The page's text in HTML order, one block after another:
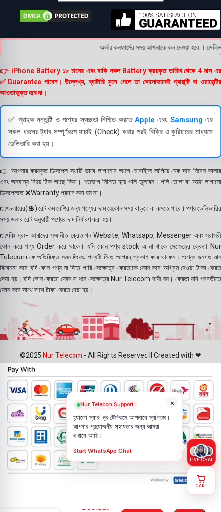
অর্ডার কনফার্মের সময় আপনাকে কল দেওয়া হবে ।
👉 iPhone Battery ১৮ মাসের এবং বাকি সকল Battery ক্রয়কৃত তারিখ থেকে 4 মাস এর
✅Guarantee পাবেন। উল্লেখ্য, ব্যাটারি ফুলে গেলে তা কোনোভাবেই গ্যারান্টি বা ওয়ারেন্টির
আওতাভুক্ত হবে না।
✅ গ্রাহক সন্তুষ্টি ও পণ্যের স্বচ্ছতা নিশ্চিত করতে Apple এবংSamsung এর
সকল ধরনের ট্যাব সম্পূর্ণরূপে যাচাই (Check) করার পরই বিক্রি ও কুরিয়ারের মাধ্যমে
ডেলিভারি করা হয়।
👉 আপনার ক্রয়কৃত ডিসপ্লে স্থায়ী ভাবে লাগানোর আগে মোবাইলে লাগিয়ে চেক করে নিবেন কালার
এবং অন্যান্য বিষয় ঠিক আছে কিনা। শতভাগ নিশ্চিত হয়ে পলি তুলবেন। পলি তোলা বা আঠা লাগানো
ডিসপ্লেতে ❌Warranty প্রদান করা হয় না।
👉ডলারের(💲) রেট কম বেশির জন্য পণ্যের দাম যেকোন সময় বাড়তে বা কমতে পারে। পণ্য ডেলিভারির
সময় ডলার রেট অনুযায়ী পণ্যের দাম নির্ধারণ করা হয়।
👉বিঃ দ্রঃ- আমাদের সম্মানীত ক্রেতাগন Website, Whatsapp, Messenger এবং সরাসরী
ফোন করে পণ্য Order করে থাকে। যদি কোন পণ্য stock এ না থাকে সেক্ষেত্রে ক্রেতা Nur
Telecom কে অতিরিক্ত সময় দিয়েও পণ্যটি নিতে আগ্রহ প্রকাশ করে থাকেন। পণ্যের গুনগত মান
বিবেচনা করে যদি কোন পণ্য না দিতে পারি সেক্ষেত্রে ক্রেতাকে ফোন করে অগ্রিম নেওয়া টাকা ফেরত
দেয়া হয়। যদি কোন ক্রেতা ফোন না ধরে সেক্ষেত্রে Nur Telecom দায়ী নয়। ক্রেতা যদি পরবর্তীতে
ফোন করে সাথে সাথে টাকা ফেরত দেয়া হয়।
©2025 Nur Telecom - All Rights Reserved || Created with ❤
599.00৳
×
Nur Telecom Support
হ্যালো স্যার! নূর টেলিকমে আপনাকে স্বাগতম।
আপনার প্রয়োজনীয় সহায়তার জন্য আমরা
এখানে আছি।
Start WhatsApp Chat
LIVE CHAT
CART